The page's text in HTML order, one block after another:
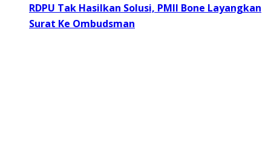
RDPU Tak Hasilkan Solusi, PMII Bone Layangkan
Surat Ke Ombudsman